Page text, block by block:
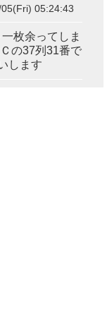
05:24:43
枚余ってしま
の37列31番で
します